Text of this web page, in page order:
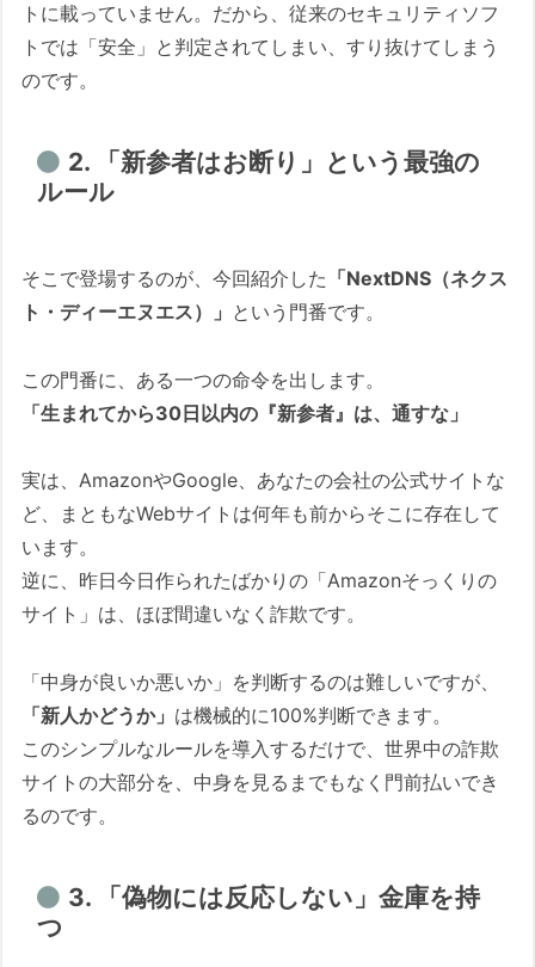
トに載っていません。だから、従来のセキュリティソフ
トでは「安全」と判定されてしまい、すり抜けてしまう
のです。
2. 「新参者はお断り」という最強の
ルール
そこで登場するのが、今回紹介した 「NextDNS（ネクス
ト・ディーエヌエス）」 という門番です。
この門番に、ある一つの命令を出します。
「生まれてから30日以内の『新参者』は、通すな」
実は、AmazonやGoogle、あなたの会社の公式サイトな
ど、まともなWebサイトは何年も前からそこに存在して
います。
逆に、昨日今日作られたばかりの「Amazonそっくりの
サイト」は、ほぼ間違いなく詐欺です。
「中身が良いか悪いか」を判断するのは難しいですが、
「新人かどうか」 は機械的に100%判断できます。
このシンプルなルールを導入するだけで、世界中の詐欺
サイトの大部分を、中身を見るまでもなく門前払いでき
るのです。
3. 「偽物には反応しない」金庫を持
つ